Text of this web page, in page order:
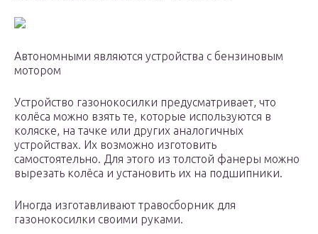
Автономными являются устройства с бензиновым
мотором
Устройство газонокосилки предусматривает, что
колёса можно взять те, которые используются в
коляске, на тачке или других аналогичных
устройствах. Их возможно изготовить
самостоятельно. Для этого из толстой фанеры можно
вырезать колёса и установить их на подшипники.
Иногда изготавливают травосборник для
газонокосилки своими руками.